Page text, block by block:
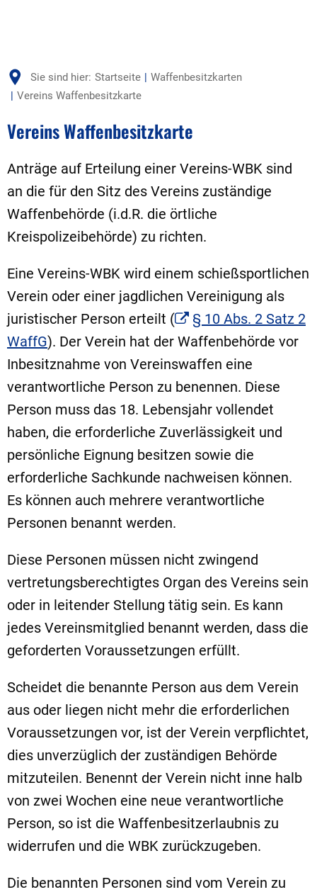
Sie sind hier: Startseite
Waffenbesitzkarten
Vereins Waffenbesitzkarte
Vereins Waffenbesitzkarte
Anträge auf Erteilung einer Vereins-WBK sind
an die für den Sitz des Vereins zuständige
Waffenbehörde (i.d.R. die örtliche
Kreispolizeibehörde) zu richten.
Eine Vereins-WBK wird einem schießsportlichen
Verein oder einer jagdlichen Vereinigung als
juristischer Person erteilt (
§ 10 Abs. 2 Satz 2
WaffG). Der Verein hat der Waffenbehörde vor
Inbesitznahme von Vereinswaffen eine
verantwortliche Person zu benennen. Diese
Person muss das 18. Lebensjahr vollendet
haben, die erforderliche Zuverlässigkeit und
persönliche Eignung besitzen sowie die
erforderliche Sachkunde nachweisen können.
Es können auch mehrere verantwortliche
Personen benannt werden.
Diese Personen müssen nicht zwingend
vertretungsberechtigtes Organ des Vereins sein
oder in leitender Stellung tätig sein. Es kann
jedes Vereinsmitglied benannt werden, dass die
geforderten Voraussetzungen erfüllt.
Scheidet die benannte Person aus dem Verein
aus oder liegen nicht mehr die erforderlichen
Voraussetzungen vor, ist der Verein verpflichtet,
dies unverzüglich der zuständigen Behörde
mitzuteilen. Benennt der Verein nicht inne halb
von zwei Wochen eine neue verantwortliche
Person, so ist die Waffenbesitzerlaubnis zu
widerrufen und die WBK zurückzugeben.
Die benannten Personen sind vom Verein zu